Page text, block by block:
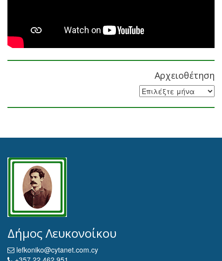
Αρχειοθέτηση
Αρχειοθέτηση
Δήμος Λευκονοίκου
lefkoniko@cytanet.com.cy